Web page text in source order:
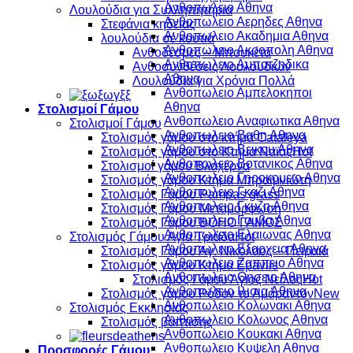
Λουλούδια για Συλληπητήρια
Στεφάνια κηδείας
λουλούδια σέ κουτιά
Ανθοδέσμες – Μπουκέτα
Ανθοσυνθέσεις Λουλουδιών
Λουλούδια για Χρόνια Πολλά
Στολισμοί Γάμου
Στολισμοί Γάμου
Στολισμός γάμου στό κτήμα Cataleya
Στολισμός γάμου στο Κτήμα Ναϊάς
Στολισμοί γάμου Βλαχέρνα
Στολισμός γάμου Κτήμα Μπραϊμνιώτη
Στολισμός Γάμου Pampas grass
Στολισμός Γάμου Μεταμόρφωση
Στολισμός Γάμου BOHO ΓΑΜΟΣ
Στολισμός Γάμου Αγία Τριάδα
Στολισμός Γάμου Άγ. Νικόλαος – Πειραιά
Στολισμός γάμου Κτήμα Epavlis
Στολισμός Γάμου Άγιος Νείλος
Στολισμός γάμου Ρόδον το Αμάραντον
Στολισμός Εκκλησίας
Στολισμός βάπτισης
Προσφορές Γάμου
Ανθοπωλειο Αθηνα
Ανθοπωλειο Αερηδες Αθηνα
Ανθοπωλειο Ακαδημια Αθηνα
Ανθοπωλειο Ακροπολη Αθηνα
Ανθοπωλειο Αμπατζηδικα
Αθηνα
Ανθοπωλειο Αμπελοκηποι
Αθηνα
Ανθοπωλειο Αναφιωτικα Αθηνα
Ανθοπωλειο Βαθη Αθηνα
Ανθοπωλειο Βεικου Αθηνα
Ανθοπωλειο Βοτανικος Αθηνα
Ανθοπωλειο Γηροκομειο Αθηνα
Ανθοπωλειο Γκαζι Αθηνα
Ανθοπωλειο Γκυζη Αθηνα
Ανθοπωλειο Γουβα Αθηνα
Ανθοπωλειο Ελαιωνας Αθηνα
Ανθοπωλειο Εξαρχεια Αθηνα
Ανθοπωλειο Ζαππειο Αθηνα
Ανθοπωλειο Θησειο Αθηνα
Ανθοπωλειο Ιλισια Αθηνα
Ανθοπωλειο Κολωνακι Αθηνα
Ανθοπωλειο Κολωνος Αθηνα
Ανθοπωλειο Κουκακι Αθηνα
Ανθοπωλειο Κυψελη Αθηνα